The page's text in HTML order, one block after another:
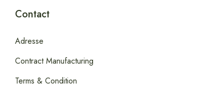
Contact
Adresse
Contract Manufacturing
Terms & Condition